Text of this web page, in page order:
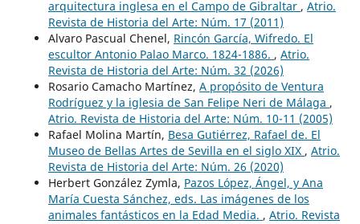
arquitectura inglesa en el Campo de Gibraltar , Atrio.
Revista de Historia del Arte: Núm. 17 (2011)
Alvaro Pascual Chenel, Rincón García, Wifredo. El
escultor Antonio Palao Marco. 1824-1886. , Atrio.
Revista de Historia del Arte: Núm. 32 (2026)
Rosario Camacho Martínez, A propósito de Ventura
Rodríguez y la iglesia de San Felipe Neri de Málaga ,
Atrio. Revista de Historia del Arte: Núm. 10-11 (2005)
Rafael Molina Martín, Besa Gutiérrez, Rafael de. El
Museo de Bellas Artes de Sevilla en el siglo XIX , Atrio.
Revista de Historia del Arte: Núm. 26 (2020)
Herbert González Zymla, Pazos López, Ángel, y Ana
María Cuesta Sánchez, eds. Las imágenes de los
animales fantásticos en la Edad Media. , Atrio. Revista